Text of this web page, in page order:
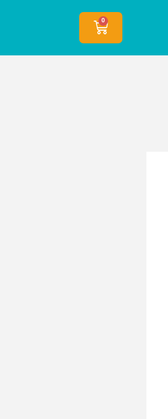
0